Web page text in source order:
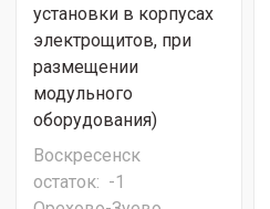
установки в корпусах
электрощитов, при
размещении
модульного
оборудования)
Воскресенск
остаток: -1